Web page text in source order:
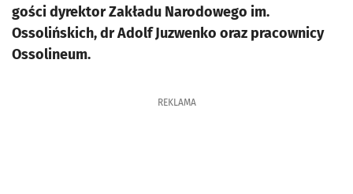
gości dyrektor Zakładu Narodowego im.
Ossolińskich, dr Adolf Juzwenko oraz pracownicy
Ossolineum.
REKLAMA